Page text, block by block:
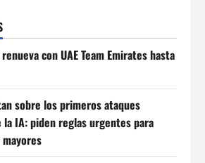
con UAE Team Emirates hasta
sobre los primeros ataques
la IA: piden reglas urgentes para